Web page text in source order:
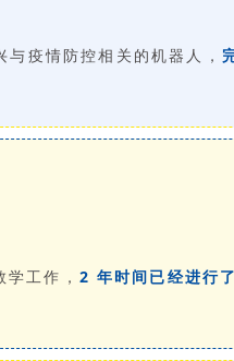
与疫情防控相关的机器人，
工作， 2 年时间已经进行